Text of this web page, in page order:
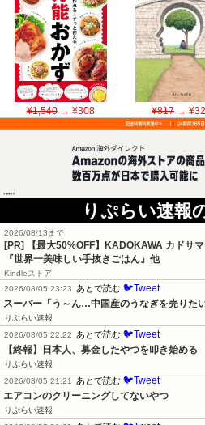
¥1,540→ ¥308 ¥817→
りぷらい速報
2026/08/13まで
[PR]
【最大50%OFF】KADOKAWA カドサ
『世界一美味しい手抜きごはん』他
Kindleストア
2026/08/05 23:23
あとで読む 🐦Tweet
スーパー「う～ん…中国産のうなぎを売りた
りぷらい速報
2026/08/05 22:22
あとで読む 🐦Tweet
【終報】日本人、募金したやつを叩き始める
りぷらい速報
2026/08/05 21:21
あとで読む 🐦Tweet
エアコンのクリーニングしてないやつ
りぷらい速報